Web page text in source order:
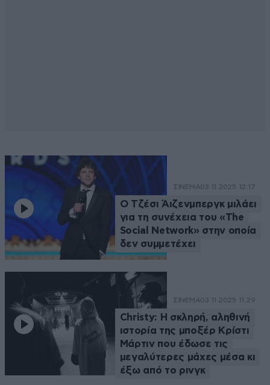
ΣΙΝΕΜΑ03·11·2025 12:17
Ο Τζέσι Άιζενμπεργκ μιλάει
για τη συνέχεια του «The
Social Network» στην οποία
δεν συμμετέχει
ΣΙΝΕΜΑ03·11·2025 11:29
Christy: Η σκληρή, αληθινή
ιστορία της μποξέρ Κρίστι
Μάρτιν που έδωσε τις
μεγαλύτερες μάχες μέσα κι
έξω από το ρινγκ